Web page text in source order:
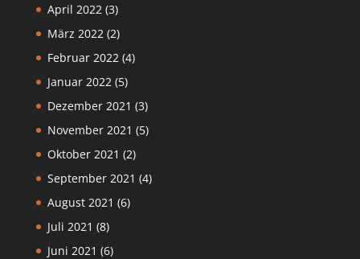
April 2022 (3)
März 2022 (2)
Februar 2022 (4)
Januar 2022 (5)
Dezember 2021 (3)
November 2021 (5)
Oktober 2021 (2)
September 2021 (4)
August 2021 (6)
Juli 2021 (8)
Juni 2021 (6)